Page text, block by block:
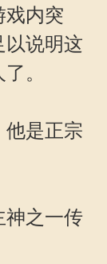
戏内突
以说明这
。
是正宗
之一传